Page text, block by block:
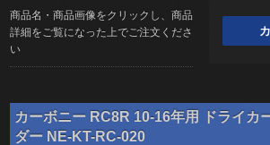
商品名・商品画像をクリックし、商品
詳細をご覧になった上でご注文くださ
い
カーボニー RC8R 10-16年用 ドライカ
ダー NE-KT-RC-020